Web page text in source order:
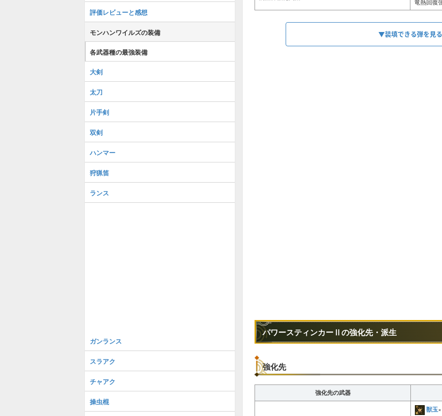
竜熱回復
▼装填できる弾を見る
電撃弾
滅龍弾
鬼人弾
硬化弾
パワースティンカーⅡの強化先・派生
強化先
強化先の武器
獣玉
評価レビューと感想
モンハンワイルズの装備
各武器種の最強装備
大剣
太刀
片手剣
双剣
ハンマー
狩猟笛
ランス
ガンランス
スラアク
チャアク
操虫棍